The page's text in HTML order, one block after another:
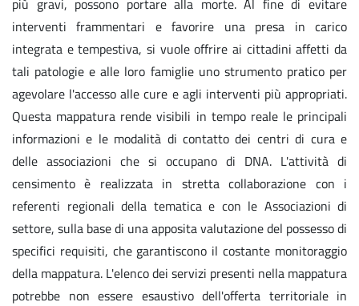
più gravi, possono portare alla morte. Al fine di evitare
interventi frammentari e favorire una presa in carico
integrata e tempestiva, si vuole offrire ai cittadini affetti da
tali patologie e alle loro famiglie uno strumento pratico per
agevolare l'accesso alle cure e agli interventi più appropriati.
Questa mappatura rende visibili in tempo reale le principali
informazioni e le modalità di contatto dei centri di cura e
delle associazioni che si occupano di DNA. L'attività di
censimento è realizzata in stretta collaborazione con i
referenti regionali della tematica e con le Associazioni di
settore, sulla base di una apposita valutazione del possesso di
specifici requisiti, che garantiscono il costante monitoraggio
della mappatura. L'elenco dei servizi presenti nella mappatura
potrebbe non essere esaustivo dell'offerta territoriale in